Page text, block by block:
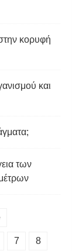
κορυφή
και
των
7 8